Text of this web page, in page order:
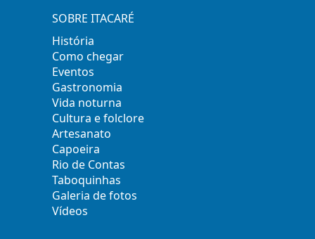
SOBRE ITACARÉ
História
Como chegar
Eventos
Gastronomia
Vida noturna
Cultura e folclore
Artesanato
Capoeira
Rio de Contas
Taboquinhas
Galeria de fotos
Vídeos